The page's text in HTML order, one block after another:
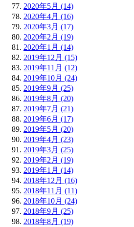
2020年5月 (14)
2020年4月 (16)
2020年3月 (17)
2020年2月 (19)
2020年1月 (14)
2019年12月 (15)
2019年11月 (12)
2019年10月 (24)
2019年9月 (25)
2019年8月 (20)
2019年7月 (21)
2019年6月 (17)
2019年5月 (20)
2019年4月 (23)
2019年3月 (25)
2019年2月 (19)
2019年1月 (14)
2018年12月 (16)
2018年11月 (11)
2018年10月 (24)
2018年9月 (25)
2018年8月 (19)